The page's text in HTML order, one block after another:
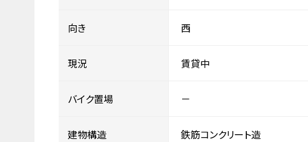
向き 西
現況 賃貸中
バイク置場 －
建物構造 鉄筋コンクリート造